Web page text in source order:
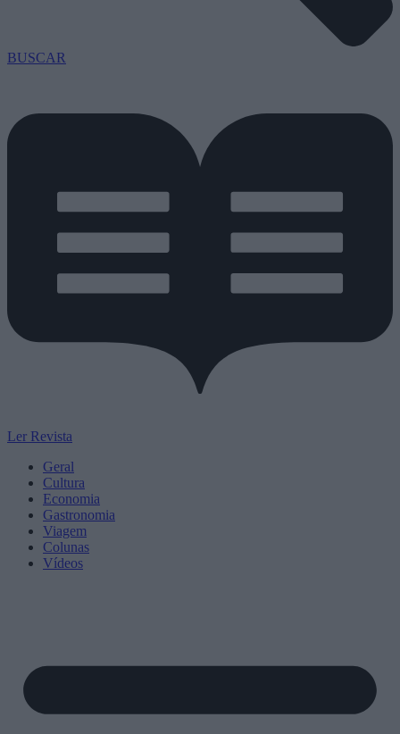
BUSCAR
Ler Revista
Geral
Cultura
Economia
Gastronomia
Viagem
Colunas
Vídeos